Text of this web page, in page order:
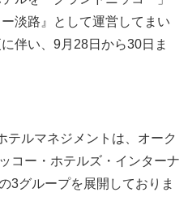
淡路』として運営してまい
伴い、9月28日から30日ま
テルマネジメントは、オーク
コー・ホテルズ・インターナ
3グループを展開しておりま